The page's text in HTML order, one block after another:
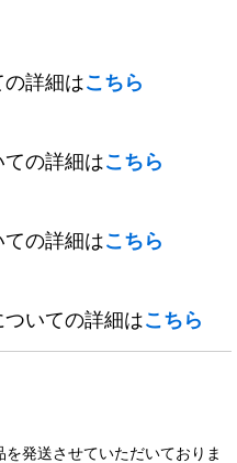
詳細はこちら
の詳細はこちら
の詳細はこちら
いての詳細はこちら
発送させていただいておりま